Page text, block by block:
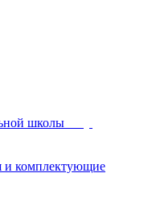
школы
и комплектующие